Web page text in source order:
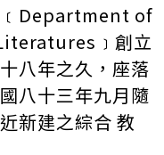
﹝Department of
創立
八年之久，座落
八十三年九月隨
新建之綜合 教